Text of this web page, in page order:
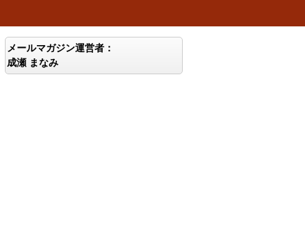
メールマガジン運営者：
成瀬 まなみ